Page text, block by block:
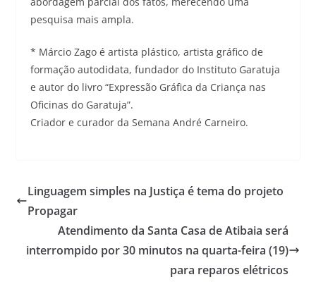
pesquisa mais ampla.
* Márcio Zago é artista plástico, artista gráfico de
formação autodidata, fundador do Instituto Garatuja
e autor do livro “Expressão Gráfica da Criança nas
Oficinas do Garatuja”.
Criador e curador da Semana André Carneiro.
Linguagem simples na Justiça é tema do projeto
Propagar
Atendimento da Santa Casa de Atibaia será
interrompido por 30 minutos na quarta-feira (19)
para reparos elétricos